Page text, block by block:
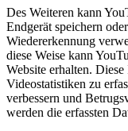
Des Weiteren kann
Endgerät speichern
Wiedererkennung
diese Weise kann
Website erhalten.
Videostatistiken zu
verbessern und
werden die erfassten